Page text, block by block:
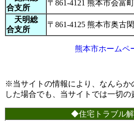
合支所
〒861-4121 熊本市会富
天明総
合支所
〒861-4125 熊本市奥古
熊本市ホームペ
※当サイトの情報により、なんらか
した場合でも、当サイトでは一切の
◆住宅トラブル